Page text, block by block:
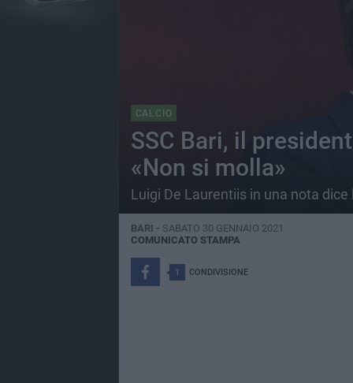
CALCIO
SSC Bari, il
«Non si molla»
Luigi De Laurentiis in una nota
BARI - SABATO 30 GENNAIO 2021
COMUNICATO STAMPA
1 CONDIVISIONE